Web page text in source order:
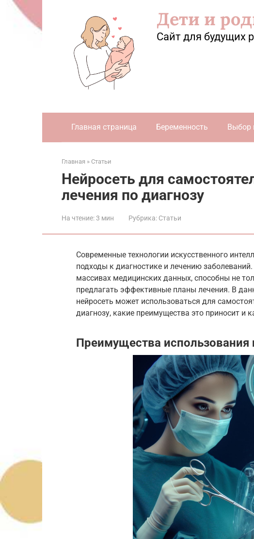
Перейти
Дети и
Сайт для будущих
Главная страница Беременность Выбор
Главная » Статьи
Нейросеть для
лечения по диагнозу
На чтение:3 мин Рубрика: Статьи
Современные технологии искусственного
подходы к диагностике и лечению
массивах медицинских данных, способны не
предлагать эффективные планы лечения. В
нейросеть может использоваться для
диагнозу, какие преимущества это приносит и
Преимущества использования